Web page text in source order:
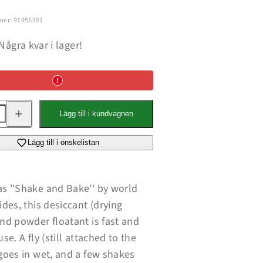
91955301
kvar i lager!
kvantitet
Fly
Dip
Lägg till i kundvagnen
Lägg till i önskelistan
''Shake and Bake'' by world
this desiccant (drying
powder floatant is fast and
A fly (still attached to the
in wet, and a few shakes